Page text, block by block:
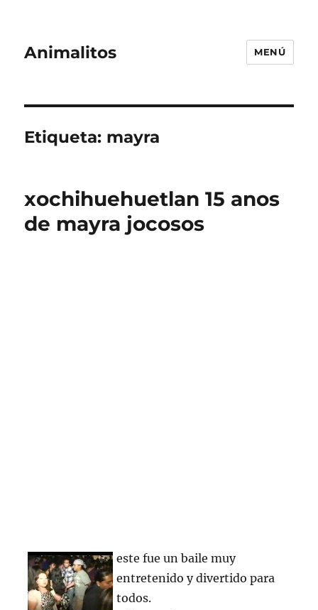
Animalitos MENÚ
Etiqueta: mayra
xochihuehuetlan 15 anos
de mayra jocosos
este fue un baile muy
entretenido y divertido para
todos.